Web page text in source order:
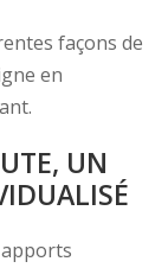
façons de
en
UN